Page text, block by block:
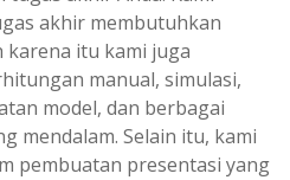
akhir membutuhkan
karena itu kami juga
manual, simulasi,
model, dan berbagai
mendalam. Selain itu, kami
pembuatan presentasi yang